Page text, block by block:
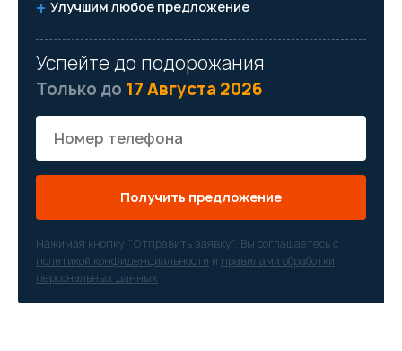
Улучшим любое предложение
Успейте до подорожания
Только до 17 Августа 2026
Получить предложение
Нажимая кнопку “Отправить заявку”, Вы соглашаетесь с
политикой конфиденциальности и правилами обработки
персональных данных